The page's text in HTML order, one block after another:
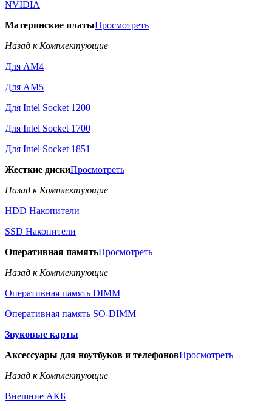
NVIDIA
Материнские платыПросмотреть
Назад к Комплектующие
Для AM4
Для AM5
Для Intel Socket 1200
Для Intel Socket 1700
Для Intel Socket 1851
Жесткие дискиПросмотреть
Назад к Комплектующие
HDD Накопители
SSD Накопители
Оперативная памятьПросмотреть
Назад к Комплектующие
Оперативная память DIMM
Оперативная память SO-DIMM
Звуковые карты
Аксессуары для ноутбуков и телефоновПросмотреть
Назад к Комплектующие
Внешние АКБ